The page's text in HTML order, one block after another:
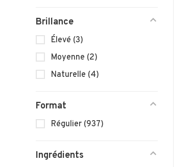
Brillance
Élevé (3)
Moyenne (2)
Naturelle (4)
Format
Régulier (937)
Ingrédients